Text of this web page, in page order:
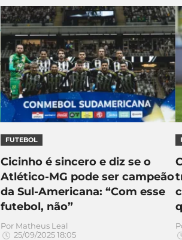
FUTEBOL
Cicinho é sincero e diz se o
Atlético-MG pode ser campeão
da Sul-Americana: “Com esse
futebol, não”
Por Matheus Leal
25/09/2025 18:05